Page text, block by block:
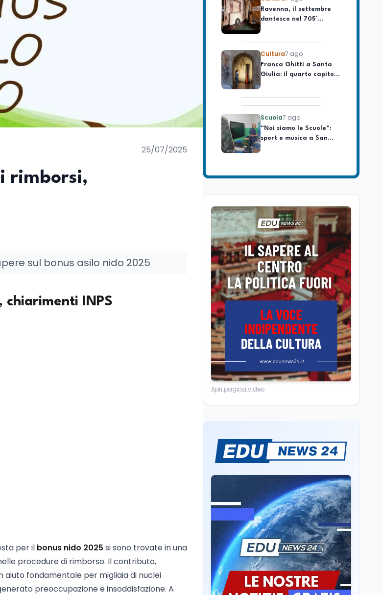
25/07/2025
rimborsi,
sul bonus asilo nido 2025
INPS
per il bonus nido 2025 si sono trovate in una
procedure di rimborso. Il contributo,
aiuto fondamentale per migliaia di nuclei
preoccupazione e insoddisfazione. A
longevo dell’Italia
repubblicana
dantesco nel 705°
anniversario della morte
Cultura7 ago
Franca Ghitti a Santa
Giulia: il quarto capitolo
dei Palcoscenici
Scuola7 ago
“Noi siamo le Scuole”:
sport e musica a San
Miniato, STEM a Lerici
Editoriali7 ago
Camere in ferie,
riapertura il 9
settembre tra legge
elettorale e Rai. La
premier Meloni attesa a
Bari il 4 settembre per
celebrare il governo più
longevo dell’Italia
Cultura7 ago
Ravenna, il settembre
dantesco nel 705°
anniversario della morte
del Sommo Poeta
Cultura7 ago
Franca Ghitti a Santa
Giulia: il quarto capitolo
Scuola7 ago
“Noi siamo le Scuole”:
Mondo
Sparatoria a Bangkok:
studente 14enne uccide
Editoriali7 ago
Camere in ferie,
riapertura il 9
settembre tra legge
elettorale e Rai. La
premier Meloni attesa a
Bari il 4 settembre per
celebrare il governo più
longevo dell’Italia
repubblicana
Cultura7 ago
Ravenna, il settembre
dantesco nel 705°
anniversario della morte
del Sommo Poeta
Apri pagina video